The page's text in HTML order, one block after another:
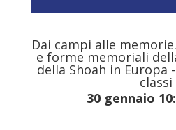
Dai campi alle
e forme memoriali
della Shoah in
classi
30 gennaio